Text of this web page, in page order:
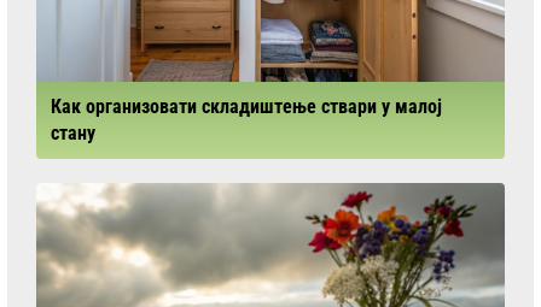
Как организовати складиштење ствари у малој
стану